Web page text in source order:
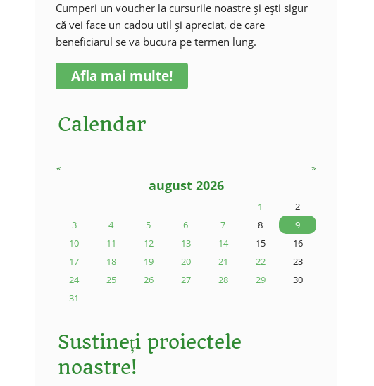
Cumperi un voucher la cursurile noastre și ești sigur
că vei face un cadou util și apreciat, de care
beneficiarul se va bucura pe termen lung.
Afla mai multe!
Calendar
« »
august 2026
1
2
3
4 5 6 7 8
9
10
11 12 13 14 15
16
17
18 19 20 21 22
23
24
25 26 27 28 29
30
31
Sustineți proiectele
noastre!